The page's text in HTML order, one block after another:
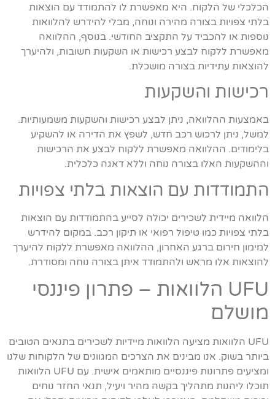
הכלכלי של הלקוח. היא מאפשרת לו להתמודד עם הוצאות
בלתי צפויות בצורה מהירה ונוחה, מבלי להידרש להלוואות
נוספות או להכביד על התקציב החודשי. בנוסף, ההלוואה
מאפשרת ללקוח לבצע רכישות או השקעות חשובות, ולהיערך
להוצאות עתידיות בצורה מושכלת.
רכישות והשקעות
באמצעות ההלוואה, ניתן לבצע רכישות והשקעות משמעותיות.
למשל, ניתן לרכוש רכב חדש, לשפץ את הדירה או להשקיע
בלימודים. ההלוואה מאפשרת ללקוח לבצע את הרכישות
וההשקעות האלו בצורה נוחה וללא דאגה כלכלית.
התמודדות עם הוצאות בלתי צפויות
הלוואה מיידית לשכירים יכולה לסייע בהתמודדות עם הוצאות
בלתי צפויות כמו טיפול רפואי או תיקון רכב. במקום להידרש
למימון חירום ברגע האחרון, ההלוואה מאפשרת ללקוח להיערך
להוצאות אלו מראש ולהתמודד איתן בצורה נוחה ומסודרת.
UFU הלוואות – פתרון פיננסי
מושלם
UFU הלוואות מציעה הלוואות מיידיות לשכירים בתנאים הטובים
ביותר בשוק. אנו מבינים את הצרכים המגוונים של הלקוחות שלנו
ומציעים פתרונות פיננסיים מותאמים אישית. עם UFU הלוואות
תוכלו ליהנות מתהליך בקשה מהיר ויעיל, תנאי החזר נוחים